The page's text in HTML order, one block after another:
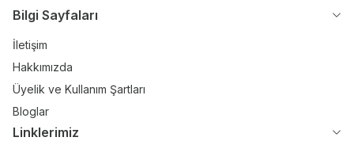
Bilgi Sayfaları
İletişim
Hakkımızda
Üyelik ve Kullanım Şartları
Bloglar
Linklerimiz